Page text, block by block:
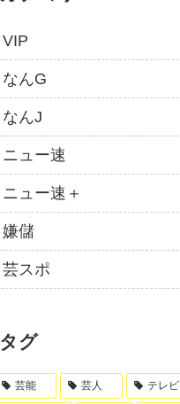
VIP
なんG
なんJ
ニュー速
ニュー速＋
嫌儲
芸スポ
タグ
芸能 芸人 テレビ